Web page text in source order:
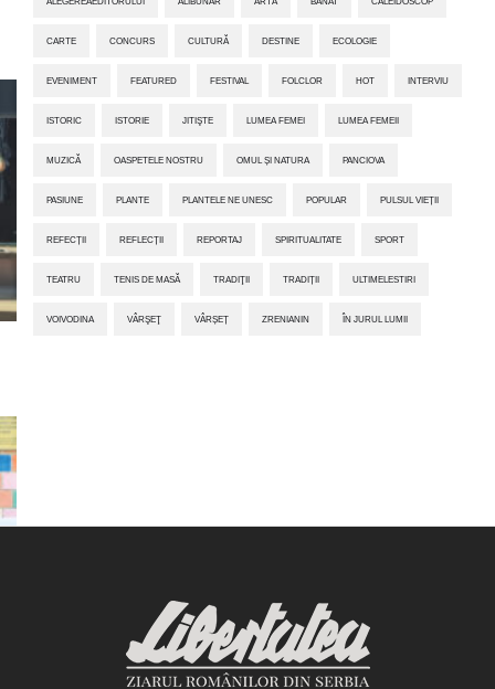
CARTE CONCURS CULTURĂ DESTINE ECOLOGIE
EVENIMENT FEATURED FESTIVAL FOLCLOR HOT INTERVIU
ISTORIC ISTORIE JITIŞTE LUMEA FEMEI LUMEA FEMEII
MUZICĂ OASPETELE NOSTRU OMUL ȘI NATURA PANCIOVA
PASIUNE PLANTE PLANTELE NE UNESC POPULAR PULSUL VIEȚII
REFECȚII REFLECȚII REPORTAJ SPIRITUALITATE SPORT
TEATRU TENIS DE MASĂ TRADIŢII TRADIȚII ULTIMELESTIRI
VOIVODINA VÂRŞEŢ VÂRȘEȚ ZRENIANIN ÎN JURUL LUMII